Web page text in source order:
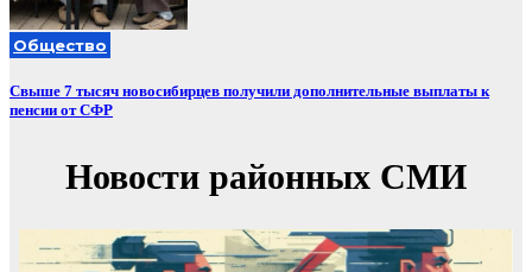
Общество
Свыше 7 тысяч новосибирцев получили дополнительные выплаты к
пенсии от СФР